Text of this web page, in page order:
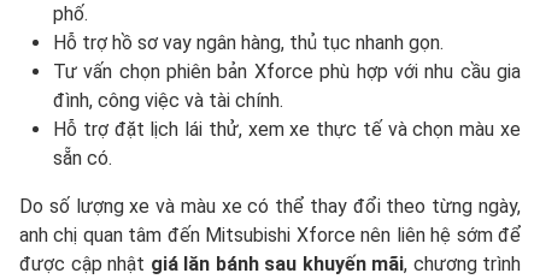
phố.
Hỗ trợ hồ sơ vay ngân hàng, thủ tục nhanh gọn.
Tư vấn chọn phiên bản Xforce phù hợp với nhu cầu gia
đình, công việc và tài chính.
Hỗ trợ đặt lịch lái thử, xem xe thực tế và chọn màu xe
sẵn có.
Do số lượng xe và màu xe có thể thay đổi theo từng ngày,
anh chị quan tâm đến Mitsubishi Xforce nên liên hệ sớm để
được cập nhật giá lăn bánh sau khuyến mãi, chương trình